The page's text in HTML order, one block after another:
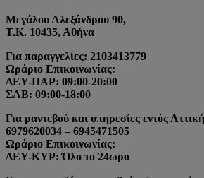
Μεγάλου Αλεξάνδρου 90,
Τ.Κ. 10435, Αθήνα
Για παραγγελίες: 2103413779
Ωράριο Επικοινωνίας:
ΔΕΥ-ΠΑΡ: 09:00-20:00
ΣΑΒ: 09:00-18:00
Για ραντεβού και υπηρεσίες εντός
6979620034 – 6945471505
Ωράριο Επικοινωνίας:
ΔΕΥ-ΚΥΡ: Όλο το 24ωρο